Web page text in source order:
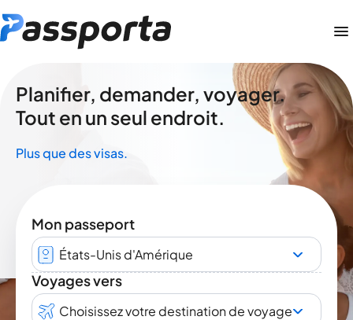
Planifier, demander, voyager.
Tout en un seul endroit.
Plus que des visas.
Mon passeport
États-Unis d'Amérique
Voyages vers
Choisissez votre destination de voyage